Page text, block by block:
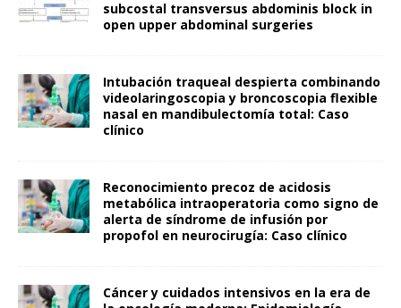
subcostal transversus abdominis block in
open upper abdominal surgeries
Intubación traqueal despierta combinando
videolaringoscopia y broncoscopia flexible
nasal en mandibulectomía total: Caso
clínico
Reconocimiento precoz de acidosis
metabólica intraoperatoria como signo de
alerta de síndrome de infusión por
propofol en neurocirugía: Caso clínico
Cáncer y cuidados intensivos en la era de